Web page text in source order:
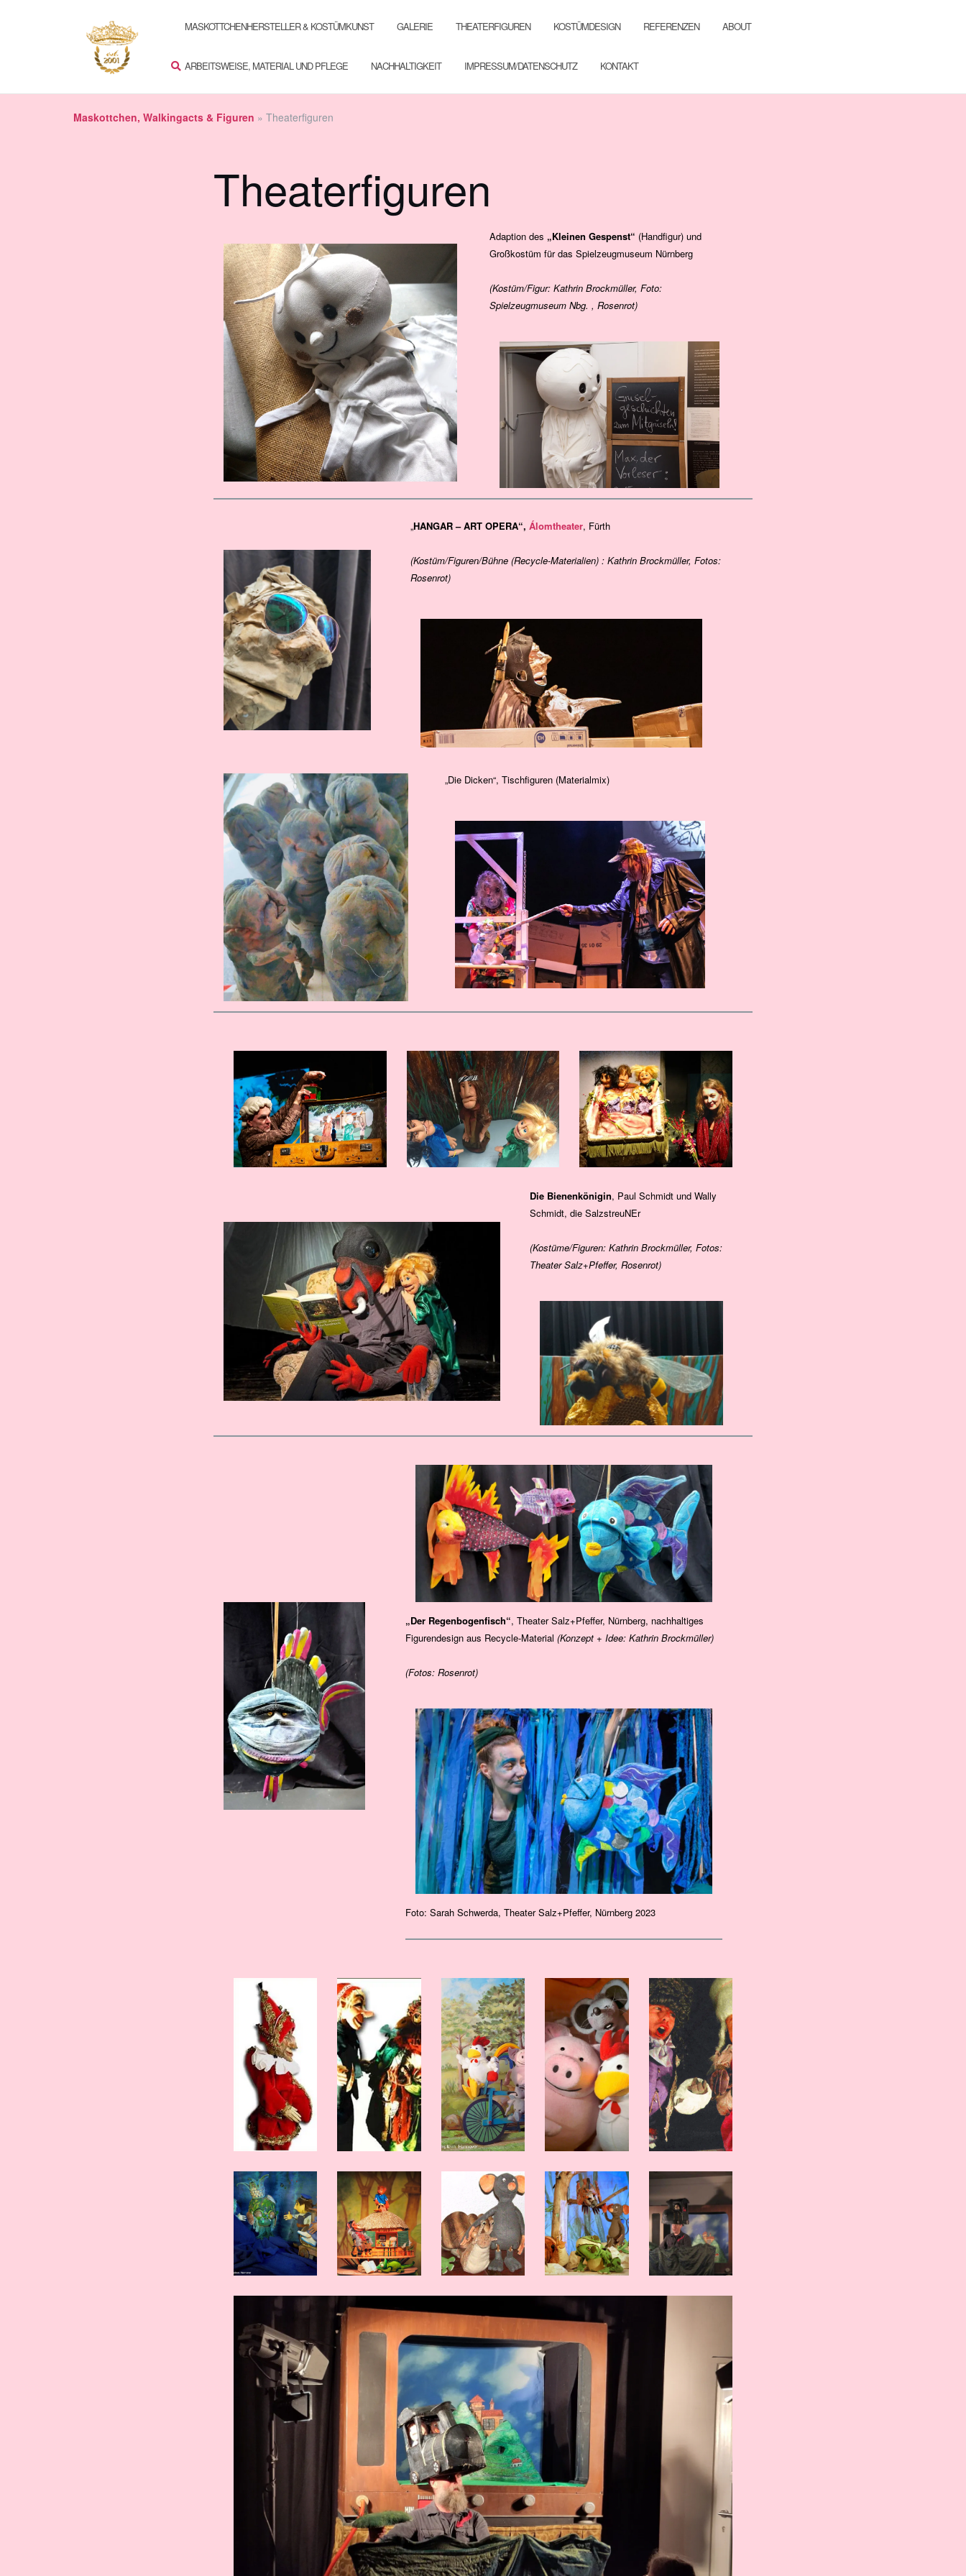
MASKOTTCHENHERSTELLER & KOSTÜMKUNST GALERIE THEATERFIGUREN KOSTÜMDESIGN REFERENZEN ABOUT
ARBEITSWEISE, MATERIAL UND PFLEGE NACHHALTIGKEIT IMPRESSUM/DATENSCHUTZ KONTAKT
Maskottchen, Walkingacts & Figuren » Theaterfiguren
Theaterfiguren
Adaption des „Kleinen Gespenst“ (Handfigur) und
Großkostüm für das Spielzeugmuseum Nürnberg
(Kostüm/Figur: Kathrin Brockmüller, Foto:
Spielzeugmuseum Nbg. , Rosenrot)
„HANGAR – ART OPERA“, Álomtheater, Fürth
(Kostüm/Figuren/Bühne (Recycle-Materialien) : Kathrin Brockmüller, Fotos:
Rosenrot)
„Die Dicken“, Tischfiguren (Materialmix)
Die Bienenkönigin, Paul Schmidt und Wally
Schmidt, die SalzstreuNEr
(Kostüme/Figuren: Kathrin Brockmüller, Fotos:
Theater Salz+Pfeffer, Rosenrot)
„Der Regenbogenfisch“, Theater Salz+Pfeffer, Nürnberg, nachhaltiges
Figurendesign aus Recycle-Material (Konzept + Idee: Kathrin Brockmüller)
(Fotos: Rosenrot)
Foto: Sarah Schwerda, Theater Salz+Pfeffer, Nürnberg 2023